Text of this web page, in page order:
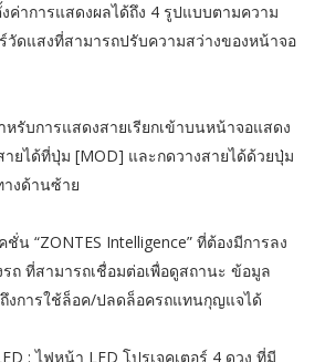
ค่าการแสดงผลได้ถึง 4 รูปแบบตามความ
วัดแสงที่สามารถปรับความสว่างของหน้าจอ
รับการแสดงสายเรียกเข้าบนหน้าจอแสดง
ยได้ที่ปุ่ม [MOD] และกดวางสายได้ด้วยปุ่ม
งด้านซ้าย
น “ZONTES Intelligence” ที่ต้องมีการลง
ถ ที่สามารถเชื่อมต่อเพื่อดูสถานะ ข้อมูล
งการใช้ล็อค/ปลดล็อครถแทนกุญแจได้
: ไฟหน้า LED โปรเจคเตอร์ 4 ดวง ที่มี